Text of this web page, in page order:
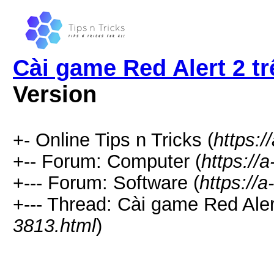
Cài game Red Alert 2
Version
+- Online Tips n Tricks (
+-- Forum: Computer (https://
+--- Forum: Software (https://
+--- Thread: Cài game Red
3813.html)